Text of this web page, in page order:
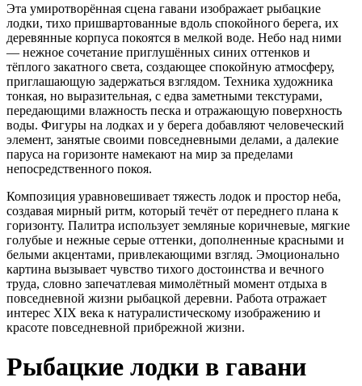
Эта умиротворённая сцена гавани изображает рыбацкие
лодки, тихо пришвартованные вдоль спокойного берега, их
деревянные корпуса покоятся в мелкой воде. Небо над ними
— нежное сочетание приглушённых синих оттенков и
тёплого закатного света, создающее спокойную атмосферу,
приглашающую задержаться взглядом. Техника художника
тонкая, но выразительная, с едва заметными текстурами,
передающими влажность песка и отражающую поверхность
воды. Фигуры на лодках и у берега добавляют человеческий
элемент, занятые своими повседневными делами, а далекие
паруса на горизонте намекают на мир за пределами
непосредственного покоя.
Композиция уравновешивает тяжесть лодок и простор неба,
создавая мирный ритм, который течёт от переднего плана к
горизонту. Палитра использует земляные коричневые, мягкие
голубые и нежные серые оттенки, дополненные красными и
белыми акцентами, привлекающими взгляд. Эмоционально
картина вызывает чувство тихого достоинства и вечного
труда, словно запечатлевая мимолётный момент отдыха в
повседневной жизни рыбацкой деревни. Работа отражает
интерес XIX века к натуралистическому изображению и
красоте повседневной прибрежной жизни.
Рыбацкие лодки в гавани